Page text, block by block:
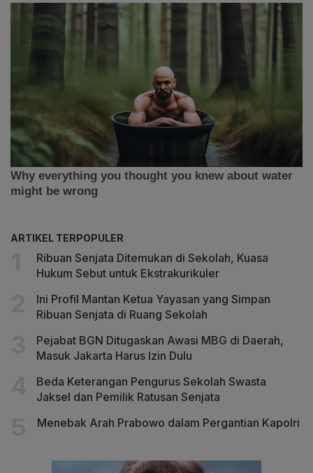
ARTIKEL TERPOPULER
Ribuan Senjata Ditemukan di Sekolah, Kuasa
Hukum Sebut untuk Ekstrakurikuler
Ini Profil Mantan Ketua Yayasan yang Simpan
Ribuan Senjata di Ruang Sekolah
Pejabat BGN Ditugaskan Awasi MBG di Daerah,
Masuk Jakarta Harus Izin Dulu
Beda Keterangan Pengurus Sekolah Swasta
Jaksel dan Pemilik Ratusan Senjata
Menebak Arah Prabowo dalam Pergantian Kapolri